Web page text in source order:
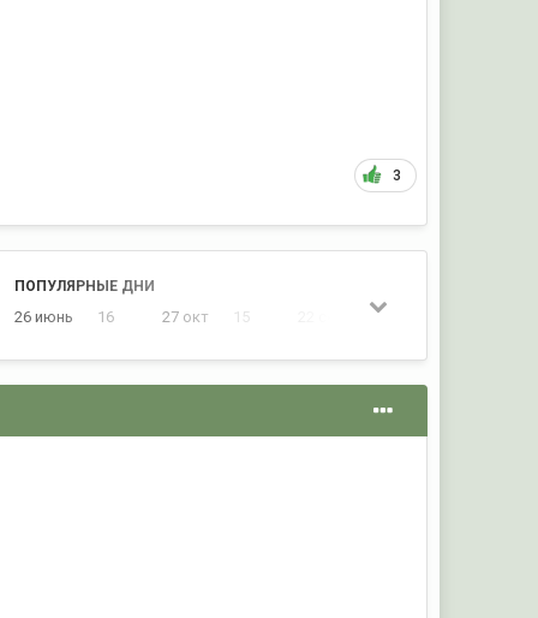
3
ПОПУЛЯРНЫЕ ДНИ
26 июнь 16 27 окт 15 12